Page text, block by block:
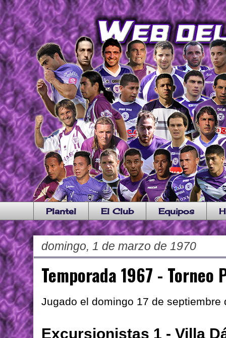
Plantel El Club Equipos
domingo, 1 de marzo de 1970
Temporada 1967 - Torneo
Jugado el domingo 17 de septiembre
Excursionistas 1 - Villa